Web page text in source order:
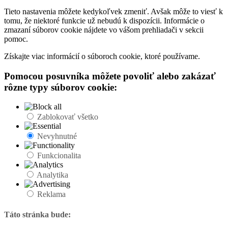
Tieto nastavenia môžete kedykoľvek zmeniť. Avšak môže to viesť k
tomu, že niektoré funkcie už nebudú k dispozícii. Informácie o
zmazaní súborov cookie nájdete vo vášom prehliadači v sekcii
pomoc.
Získajte viac informácií o súboroch cookie, ktoré používame.
Pomocou posuvníka môžete povoliť alebo zakázať
rôzne typy súborov cookie:
Zablokovať všetko
Nevyhnutné
Funkcionalita
Analytika
Reklama
Táto stránka bude: